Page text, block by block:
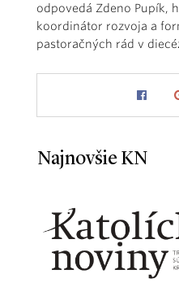
odpovedá Zdeno Pupík,
koordinátor rozvoja a
pastoračných rád v
Najnovšie KN